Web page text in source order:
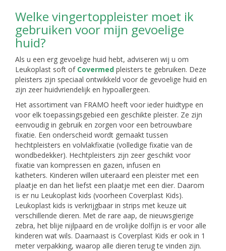
Welke vingertoppleister moet ik
gebruiken voor mijn gevoelige
huid?
Als u een erg gevoelige huid hebt, adviseren wij u om
Leukoplast soft of Covermed pleisters te gebruiken. Deze
pleisters zijn speciaal ontwikkeld voor de gevoelige huid en
zijn zeer huidvriendelijk en hypoallergeen.
Het assortiment van FRAMO heeft voor ieder huidtype en
voor elk toepassingsgebied een geschikte pleister. Ze zijn
eenvoudig in gebruik en zorgen voor een betrouwbare
fixatie. Een onderscheid wordt gemaakt tussen
hechtpleisters en volvlakfixatie (volledige fixatie van de
wondbedekker). Hechtpleisters zijn zeer geschikt voor
fixatie van kompressen en gazen, infusen en
katheters. Kinderen willen uiteraard een pleister met een
plaatje en dan het liefst een plaatje met een dier. Daarom
is er nu Leukoplast kids (voorheen Coverplast Kids).
Leukoplast kids is verkrijgbaar in strips met keuze uit
verschillende dieren. Met de rare aap, de nieuwsgierige
zebra, het blije nijlpaard en de vrolijke dolfijn is er voor alle
kinderen wat wils. Daarnaast is Coverplast Kids er ook in 1
meter verpakking, waarop alle dieren terug te vinden zijn.